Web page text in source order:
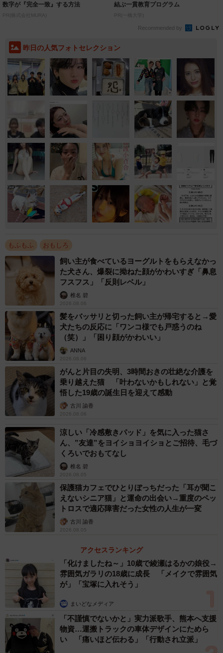
数字が『完全一致』する方法
PR(株式会社MURA)
結ぶ一貫教育プログラム
PR(一橋大学)
Recommended by
昨日の人気フォトセレクション
もふもふ おもしろ
飼い主が食べているヨーグルトをもらえなかっ
た犬さん、爆裂に拗ねた顔がかわいすぎ「鼻息
フスフス」「反則レベル」
椎名 碧
2026.08.06
髪をバッサリと切った飼い主が帰宅すると→愛
犬たちの反応に「ワンコ様でも戸惑うのね
（笑）」「困り顔がかわいい」
ANNA
2026.08.06
がんと片目の失明、3時間おきの壮絶な介護を
乗り越えた猫 「叶わないかもしれない」と覚
悟した19歳の誕生日を迎えて感動
古川 諭香
2026.08.06
涼しい「冷感敷きパッド」を気に入った猫さ
ん、”友達”をヨイショヨイショとご招待、毛づ
くろいでおもてなし
椎名 碧
2026.08.05
保護猫カフェでひとりぼっちだった「耳が聞こ
えないシニア猫」と運命の出会い→重度のペッ
トロスで適応障害だった女性の人生が一変
古川 諭香
2026.08.05
アクセスランキング
「化けましたね～」10歳で綾瀬はるかの娘役→
雰囲気ガラリの18歳に成長 「メイクで雰囲気
が」「宝塚に入れそう」
まいどなメディア
「不謹慎でないかと」実力派歌手、熊本へ支援
物資…運搬トラックの車体デザインにためら
い 「痛いほど伝わる」「行動され立派」